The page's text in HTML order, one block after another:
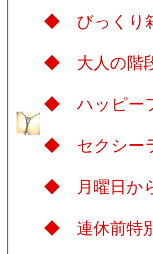
◆ び
◆ 大
◆ ハッ
◆ セクシ
◆ 月曜
◆ 連